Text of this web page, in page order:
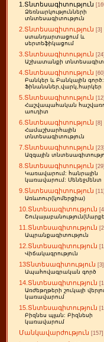
1.Տնտեսագիտություն
Ձեռնարկությունների
տնտեսագիտություն
2.Տնտեսագիտություն [3]
ստանդարտացում և
սերտեֆիկացում
3.Տնտեսագիտություն [24]
Աշխատանքի
4.Տնտեսագիտություն [60]
Բանկեր և Բանկային գործ:
Ֆինանսներ,վարկ,հարկեր
5.Տնտեսագիտություն [12]
Հաշվապահական
աուդիտ
6.Տնտեսագիտություն [8]
Համաշխարհային
տնտեսագիտություն
7.Տնտեսագիտություն [23]
Ազգային
8.Տնտեսագիտություն [29]
Կառավարում: հանրային
կառավարում: Մենեջմենտ
9.Տնտեսագիտություն [11]
Առևտուր(կոմերցիա)
10.Տնտեսագիտություն
11.Տնտեսագիտություն
Ապրանքագիտություն
12.Տնտեսագիտություն
Վիճակագրություն
13Տնտեսագիտություն [3]
Ապահովագրական գործ
14.Տնտեսագիտություն
Առժեթղթերի շուկայի
կառավարում
15.Տնտեսագիտություն
Բիզնես պլան: Բիզնեսի
կառավարում
Մանկավարժություն [157]